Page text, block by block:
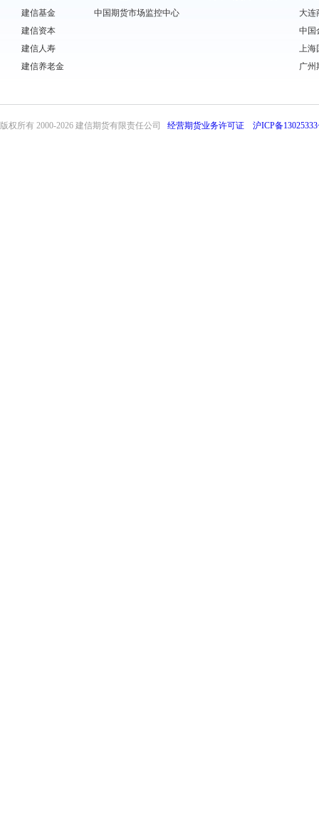
建信基金
建信资本
建信人寿
建信养老金
中国期货市场监控中心
大连
中国
上海
广州
版权所有 2000-2026 建信期货有限责任公司 经营期货业务许可证 沪ICP备